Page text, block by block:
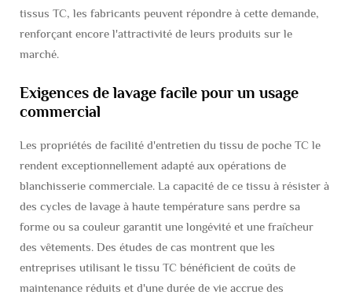
tissus TC, les fabricants peuvent répondre à cette demande,
renforçant encore l'attractivité de leurs produits sur le
marché.
Exigences de lavage facile pour un usage
commercial
Les propriétés de facilité d'entretien du tissu de poche TC le
rendent exceptionnellement adapté aux opérations de
blanchisserie commerciale. La capacité de ce tissu à résister à
des cycles de lavage à haute température sans perdre sa
forme ou sa couleur garantit une longévité et une fraîcheur
des vêtements. Des études de cas montrent que les
entreprises utilisant le tissu TC bénéficient de coûts de
maintenance réduits et d'une durée de vie accrue des